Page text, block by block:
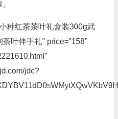
种红茶茶叶礼盒装300g武
叶伴手礼" price="158"
jdc?